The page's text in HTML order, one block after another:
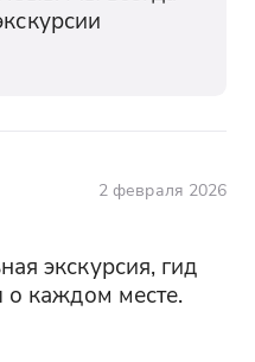
2 февраля 2026
экскурсия, гид
о каждом месте.